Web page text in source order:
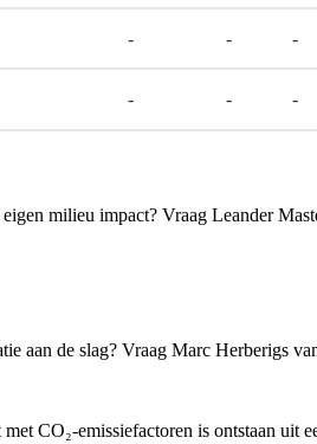
- - -
- - -
milieu impact? Vraag Leander
aan de slag? Vraag Marc Herberigs
CO₂-emissiefactoren is ontstaan